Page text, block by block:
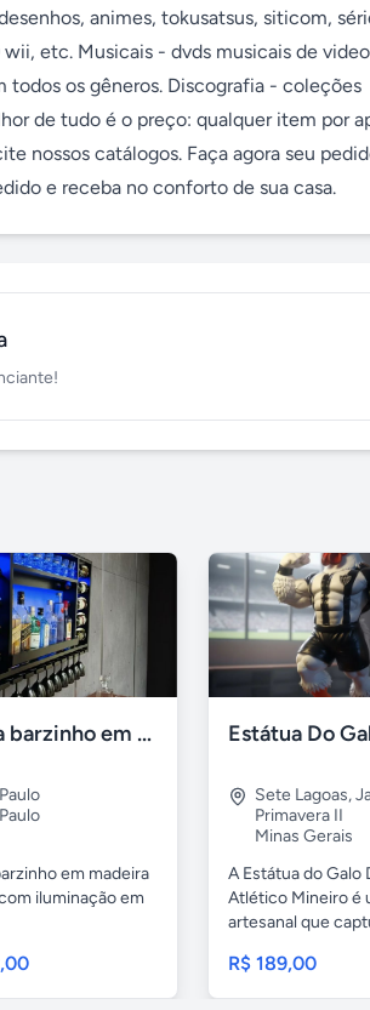
animes, tokusatsus, siticom,
etc. Musicais - dvds musicais de
todos os gêneros. Discografia - coleções
de tudo é o preço: qualquer item por
nossos catálogos. Faça agora seu
e receba no conforto de sua casa.
Adega barzinho em madeira maciça com iluminação em led azul
em madeira
iluminação em
Sete Lagoas,
Primavera II
Minas Gerais
A Estátua do Galo
Atlético Mineiro é
artesanal que
R$ 189,00